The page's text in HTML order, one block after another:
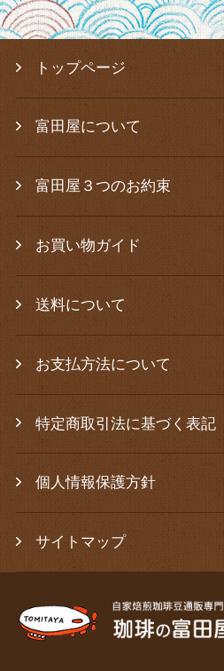
トップページ
富田屋について
富田屋３つのお約束
お買い物ガイド
送料について
お支払方法について
特定商取引法に基づく表記
個人情報保護方針
サイトマップ